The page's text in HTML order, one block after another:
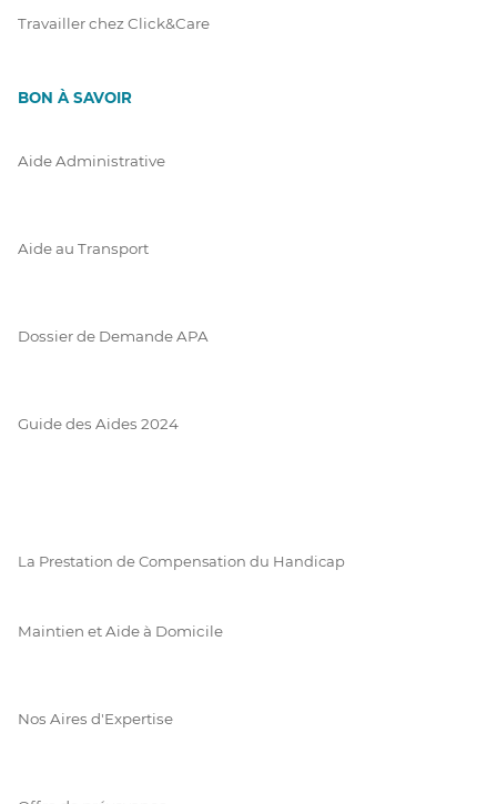
Travailler chez Click&Care
BON À SAVOIR
Aide Administrative
Aide au Transport
Dossier de Demande APA
Guide des Aides 2024
La Prestation de Compensation du Handicap
Maintien et Aide à Domicile
Nos Aires d'Expertise